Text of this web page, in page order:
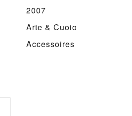
2007
Arte & Cuoio
Accessoires